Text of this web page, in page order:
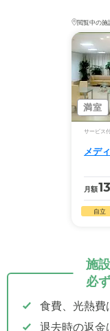
閲覧中の施
満室
サービス
メデ
月額
自立
施
必
食費、光熱費
退去時の返金